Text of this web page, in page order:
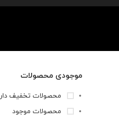
موجودی محصولات
محصولات تخفیف دار
محصولات موجود